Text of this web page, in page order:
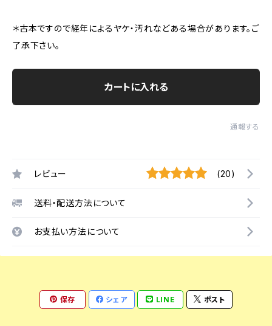
＊古本ですので経年によるヤケ・汚れなどある場合があります。ご
了承下さい。
カートに入れる
通報する
レビュー (20)
送料・配送方法について
お支払い方法について
保存 シェア LINE ポスト